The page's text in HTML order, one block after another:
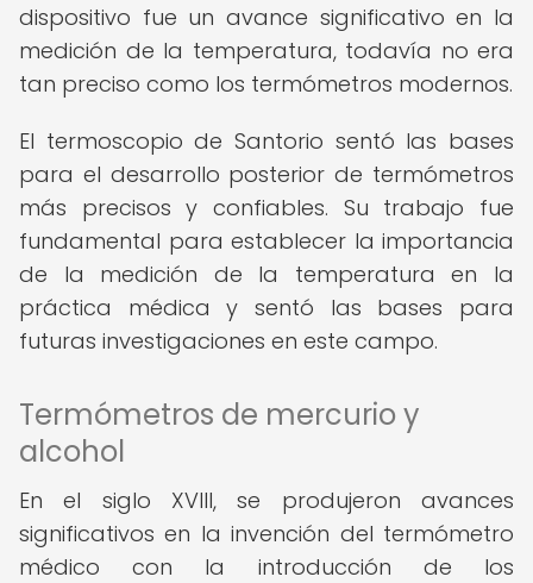
dispositivo fue un avance significativo en la
medición de la temperatura, todavía no era
tan preciso como los termómetros modernos.
El termoscopio de Santorio sentó las bases
para el desarrollo posterior de termómetros
más precisos y confiables. Su trabajo fue
fundamental para establecer la importancia
de la medición de la temperatura en la
práctica médica y sentó las bases para
futuras investigaciones en este campo.
Termómetros de mercurio y
alcohol
En el siglo XVIII, se produjeron avances
significativos en la invención del termómetro
médico con la introducción de los